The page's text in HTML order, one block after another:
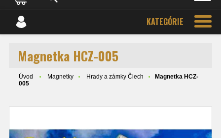
KATEGÓRIE
Magnetka HCZ-005
Úvod Magnetky Hrady a zámky Čiech
Magnetka HCZ-
005